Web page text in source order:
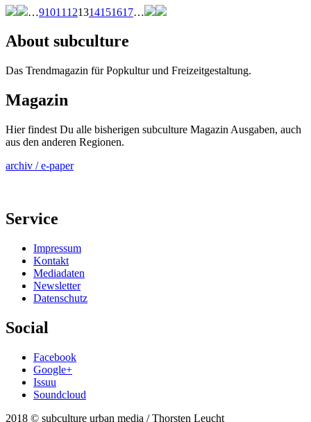
…91011 121314151617…
About subculture
Das Trendmagazin für Popkultur und Freizeitgestaltung.
Magazin
Hier findest Du alle bisherigen subculture Magazin Ausgaben, auch
aus den anderen Regionen.
archiv / e-paper
Service
Impressum
Kontakt
Mediadaten
Newsletter
Datenschutz
Social
Facebook
Google+
Issuu
Soundcloud
2018 © subculture urban media / Thorsten Leucht